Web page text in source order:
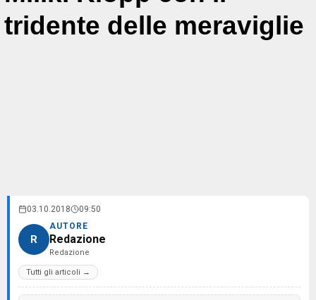
tridente delle meraviglie
03.10.2018 09:50
R
AUTORE
Redazione
Redazione
Tutti gli articoli →